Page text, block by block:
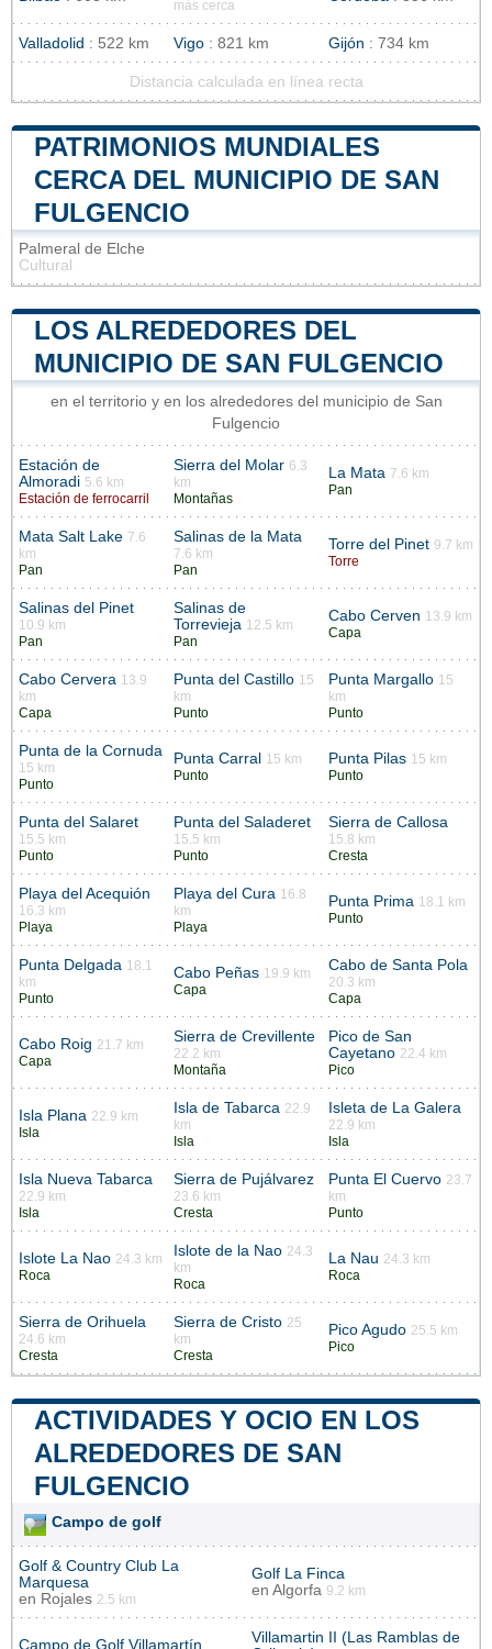
más cerca
Valladolid : 522 km Vigo : 821 km Gijón : 734 km
Distancia calculada en línea recta
PATRIMONIOS MUNDIALES
CERCA DEL MUNICIPIO DE SAN
FULGENCIO
Palmeral de Elche
Cultural
LOS ALREDEDORES DEL
MUNICIPIO DE SAN FULGENCIO
en el territorio y en los alrededores del municipio de San
Fulgencio
Estación de
Almoradi 5.6 km
Estación de ferrocarril
Sierra del Molar 6.3
km
Montañas
La Mata 7.6 km
Pan
Mata Salt Lake 7.6
km
Pan
Salinas de la Mata
7.6 km
Pan
Torre del Pinet 9.7 km
Torre
Salinas del Pinet
10.9 km
Pan
Salinas de
Torrevieja 12.5 km
Pan
Cabo Cerven 13.9 km
Capa
Cabo Cervera 13.9
km
Capa
Punta del Castillo 15
km
Punto
Punta Margallo 15
km
Punto
Punta de la Cornuda
15 km
Punto
Punta Carral
15 km
Punto
Punta Pilas 15 km
Punto
Punta del Salaret
15.5 km
Punto
Punta del Saladeret
15.5 km
Punto
Sierra de Callosa
15.8 km
Cresta
Playa del Acequión
16.3 km
Playa
Playa del Cura 16.8
km
Playa
Punta Prima 18.1 km
Punto
Punta Delgada 18.1
km
Punto
Cabo Peñas 19.9 km
Capa
Cabo de Santa Pola
20.3 km
Capa
Cabo Roig 21.7 km
Capa
Sierra de Crevillente
22.2 km
Montaña
Pico de San
Cayetano 22.4 km
Pico
Isla Plana 22.9 km
Isla
Isla de Tabarca 22.9
km
Isla
Isleta de La Galera
22.9 km
Isla
Isla Nueva Tabarca
22.9 km
Isla
Sierra de Pujálvarez
23.6 km
Cresta
Punta El Cuervo 23.7
km
Punto
Islote La Nao 24.3 km
Roca
Islote de la Nao 24.3
km
Roca
La Nau 24.3 km
Roca
Sierra de Orihuela
24.6 km
Cresta
Sierra de Cristo 25
km
Cresta
Pico Agudo 25.5 km
Pico
ACTIVIDADES Y OCIO EN LOS
ALREDEDORES DE SAN
FULGENCIO
Campo de golf
Golf & Country Club La
Marquesa
en Rojales 2.5 km
Golf La Finca
en Algorfa 9.2 km
Campo de Golf Villamartín
Villamartin II (Las Ramblas de